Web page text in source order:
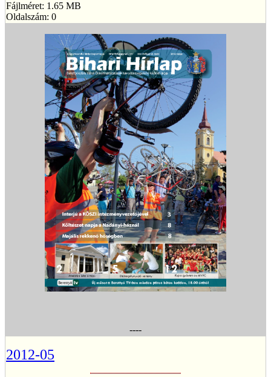
Fájlméret: 1.65 MB
Oldalszám: 0
----
2012-05